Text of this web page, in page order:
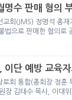
명수 판매 혐의
교회(JMS) 정명석 총
법으로 판매한 혐의로
이단 예방 교육
로회 통합(총회장 정훈
장 김태수 목사, 이대